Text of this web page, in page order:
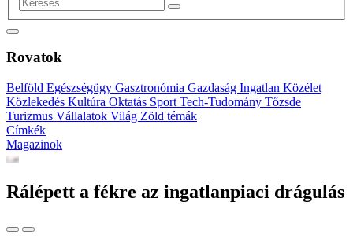
Rovatok
Belföld Egészségügy Gasztronómia Gazdaság Ingatlan Közélet
Közlekedés Kultúra Oktatás Sport Tech-Tudomány Tőzsde
Turizmus Vállalatok Világ Zöld témák
Címkék
Magazinok
Rálépett a fékre az ingatlanpiaci drágulás